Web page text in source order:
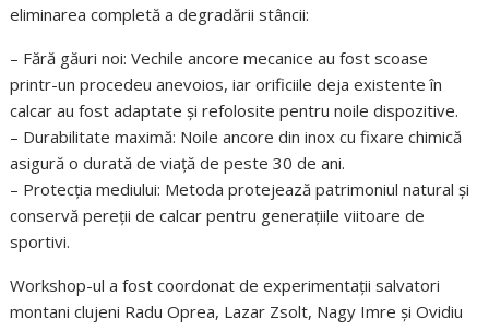
eliminarea completă a degradării stâncii:
– Fără găuri noi: Vechile ancore mecanice au fost scoase
printr-un procedeu anevoios, iar orificiile deja existente în
calcar au fost adaptate și refolosite pentru noile dispozitive.
– Durabilitate maximă: Noile ancore din inox cu fixare chimică
asigură o durată de viață de peste 30 de ani.
– Protecția mediului: Metoda protejează patrimoniul natural și
conservă pereții de calcar pentru generațiile viitoare de
sportivi.
Workshop-ul a fost coordonat de experimentații salvatori
montani clujeni Radu Oprea, Lazar Zsolt, Nagy Imre și Ovidiu